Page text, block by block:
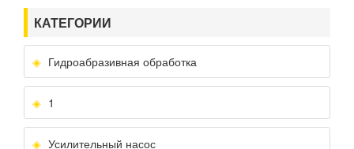
КАТЕГОРИИ
Гидроабразивная обработка
1
Усилительный насос